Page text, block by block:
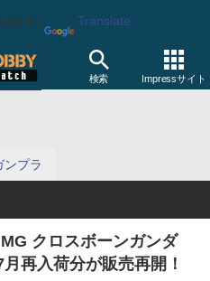
by Translate
検索 Impressサイト
ンプラ
クロスボーンガンダ
再入荷分が販売再開！